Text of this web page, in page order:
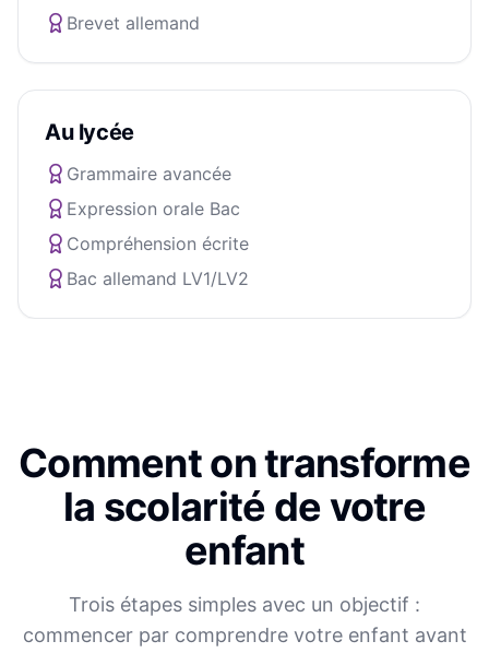
Brevet allemand
Au lycée
Grammaire avancée
Expression orale Bac
Compréhension écrite
Bac allemand LV1/LV2
Comment on transforme
la scolarité de votre
enfant
Trois étapes simples avec un objectif :
commencer par comprendre votre enfant avant